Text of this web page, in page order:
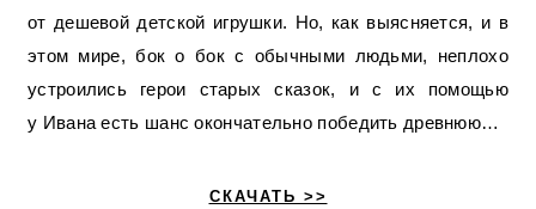
от дешевой детской игрушки. Но, как выясняется, и в
этом мире, бок о бок с обычными людьми, неплохо
устроились герои старых сказок, и с их помощью
у Ивана есть шанс окончательно победить древнюю…
СКАЧАТЬ >>